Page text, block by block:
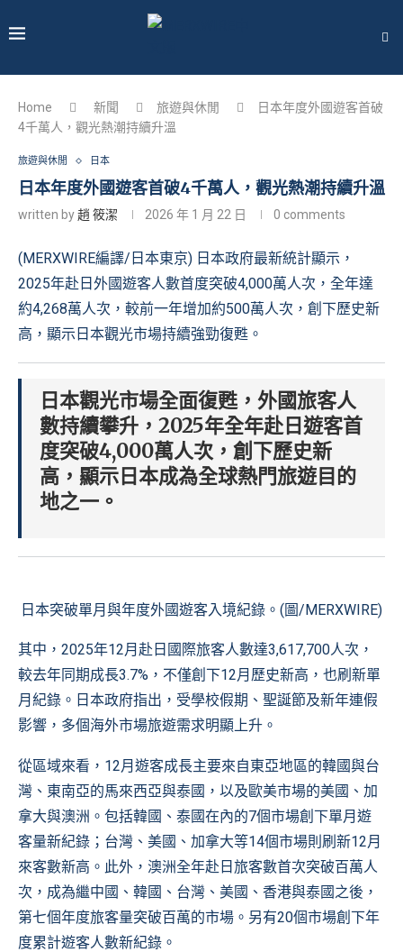
Home 新聞 旅遊與休閒
日本年度外國遊客首破
4千萬人，觀光熱潮持續升溫
旅遊與休閒 日本
日本年度外國遊客首破4千萬人，觀光熱潮持續升溫
written by趙 筱潔 2026 年 1 月 22 日 0 comments
(MERXWIRE編譯/日本東京) 日本政府最新統計顯示，
2025年赴日外國遊客人數首度突破4,000萬人次，全年達
約4,268萬人次，較前一年增加約500萬人次，創下歷史新
高，顯示日本觀光市場持續強勁復甦。
日本觀光市場全面復甦，外國旅客人
數持續攀升，2025年全年赴日遊客首
度突破4,000萬人次，創下歷史新
高，顯示日本成為全球熱門旅遊目的
地之一。
日本突破單月與年度外國遊客入境紀錄。(圖/MERXWIRE)
其中，2025年12月赴日國際旅客人數達3,617,700人次，
較去年同期成長3.7%，不僅創下12月歷史新高，也刷新單
月紀錄。日本政府指出，受學校假期、聖誕節及新年連假
影響，多個海外市場旅遊需求明顯上升。
從區域來看，12月遊客成長主要來自東亞地區的韓國與台
灣、東南亞的馬來西亞與泰國，以及歐美市場的美國、加
拿大與澳洲。包括韓國、泰國在內的7個市場創下單月遊
客量新紀錄；台灣、美國、加拿大等14個市場則刷新12月
來客數新高。此外，澳洲全年赴日旅客數首次突破百萬人
次，成為繼中國、韓國、台灣、美國、香港與泰國之後，
第七個年度旅客量突破百萬的市場。另有20個市場創下年
度累計遊客人數新紀錄。